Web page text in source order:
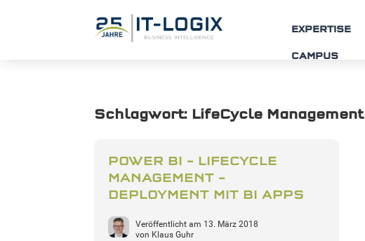
EXPERTISE
CAMPUS
Schlagwort: LifeCycle Management
POWER BI – LIFECYCLE
MANAGEMENT –
DEPLOYMENT MIT BI APPS
Veröffentlicht am 13. März 2018
von Klaus Guhr